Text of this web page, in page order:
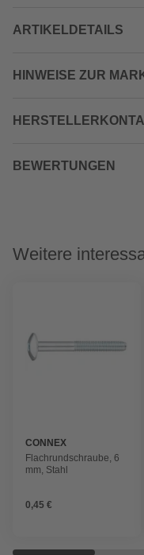
ARTIKELDETAILS
HINWEISE ZUR
BEWERTUNGEN
Weitere
CONNEX
Flachrundschraube, 6
mm, Stahl
0,45 €